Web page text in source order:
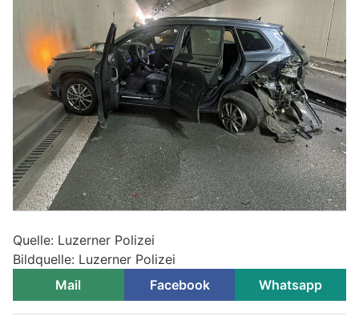
Quelle: Luzerner Polizei
Bildquelle: Luzerner Polizei
Mail
Facebook Whatsapp